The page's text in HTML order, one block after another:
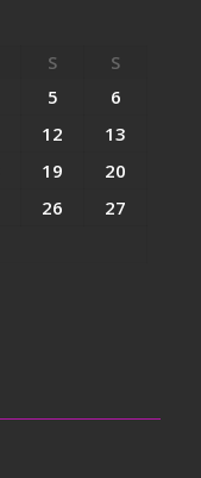
S
S
5
6
12
13
19
20
26
27